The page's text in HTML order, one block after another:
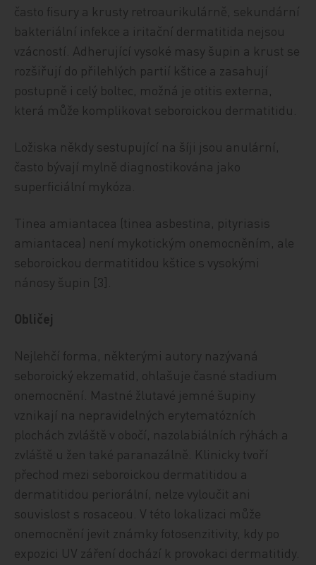
často fisury a krusty retroaurikulárně, sekundární
bakteriální infekce a iritační dermatitida nejsou
vzácností. Adherující vysoké masy šupin a krust se
rozšiřují do přilehlých partií kštice a zasahují
postupně i celý boltec, možná je otitis externa,
která může komplikovat seboroickou dermatitidu.
Ložiska někdy sestupující na šíji jsou anulární,
často bývají mylně diagnostikována jako
superficiální mykóza.
Tinea amiantacea (tinea asbestina, pityriasis
amiantacea) není mykotickým onemocněním, ale
seboroickou dermatitidou kštice s vysokými
nánosy šupin [3].
Obličej
Nejlehčí forma, některými autory nazývaná
seboroický ekzematid, ohlašuje časné stadium
onemocnění. Mastné žlutavé jemné šupiny
vznikají na nepravidelných erytematózních
plochách zvláště v obočí, nazolabiálních rýhách a
zvláště u žen také paranazálně. Klinicky tvoří
přechod mezi seboroickou dermatitidou a
dermatitidou periorální, nelze vyloučit ani
souvislost s rosaceou. V této lokalizaci může
onemocnění jevit známky fotosenzitivity, kdy po
expozici UV záření dochází k provokaci dermatitidy.